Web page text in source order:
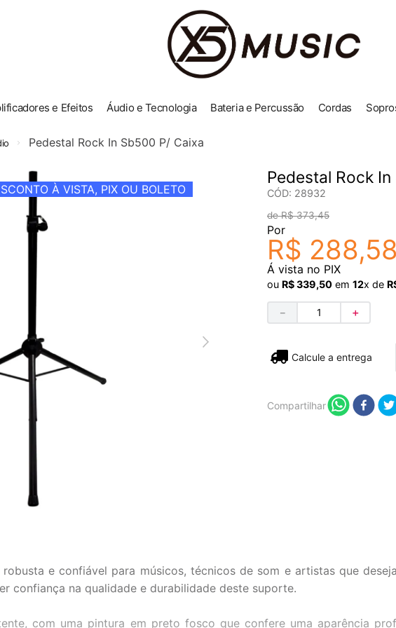
e Efeitos Áudio e Tecnologia Bateria e Percussão Cordas
Pedestal Rock In Sb500 P/ Caixa
À VISTA, PIX OU BOLETO
Pedestal Rock
CÓD: 28932
R$ 373,45
Por
R$ 288,58
Á vista no PIX
ou R$339,50 em 12x de
＋
－
Não sei meu CEP
Compartilhar
e confiável para músicos, técnicos de som e artistas que
confiança na qualidade e durabilidade deste suporte.
com uma pintura em preto fosco que confere uma aparência